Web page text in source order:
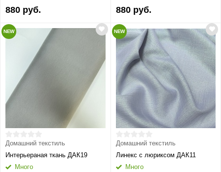
880 руб. 880 руб.
NEW
Домашний текстиль
Интерьераная ткань ДАК19
Много
NEW
Домашний текстиль
Линекс с люриксом ДАК11
Много